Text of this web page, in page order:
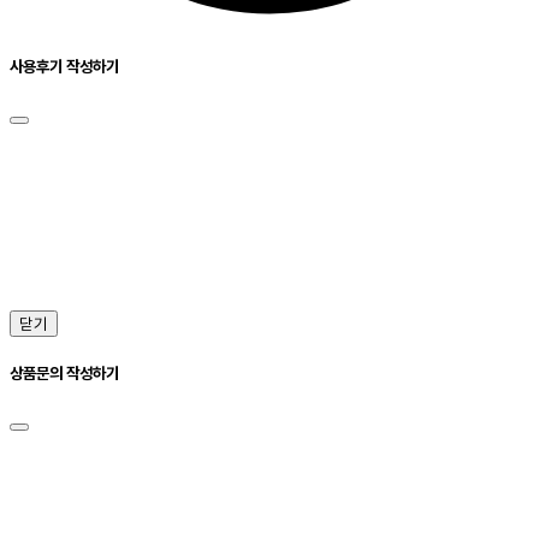
사용후기 작성하기
닫기
상품문의 작성하기